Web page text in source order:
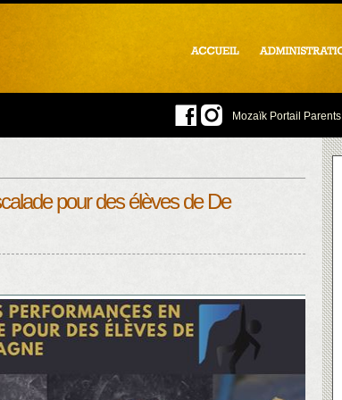
Mozaïk Portail Parents
pour des élèves de De